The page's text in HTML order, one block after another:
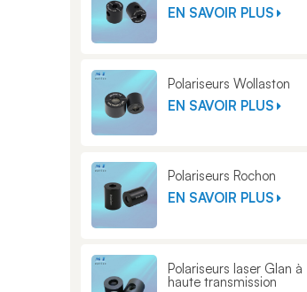
EN SAVOIR PLUS
Polariseurs Wollaston
EN SAVOIR PLUS
Polariseurs Rochon
EN SAVOIR PLUS
Polariseurs laser Glan à
haute transmission